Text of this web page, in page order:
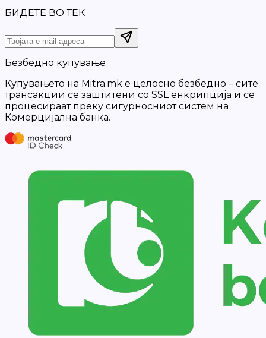
БИДЕТЕ ВО ТЕК
Безбедно купување
Купувањето на Mitra.mk е целосно безбедно – сите
трансакции се заштитени со SSL енкрипција и се
процесираат преку сигурносниот систем на
Комерцијална банка.